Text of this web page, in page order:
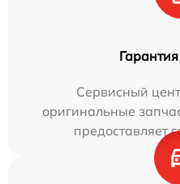
Сервисный
оригинальные
предоставляет